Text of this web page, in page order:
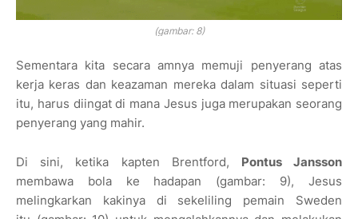
(gambar: 8)
Sementara kita secara amnya memuji penyerang atas
kerja keras dan keazaman mereka dalam situasi seperti
itu, harus diingat di mana Jesus juga merupakan seorang
penyerang yang mahir.
Di sini, ketika kapten Brentford, Pontus Jansson
membawa bola ke hadapan (gambar: 9), Jesus
melingkarkan kakinya di sekeliling pemain Sweden